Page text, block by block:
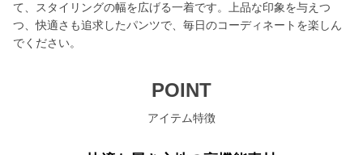
て、スタイリングの幅を広げる一着です。上品な印象を与えつ
つ、快適さも追求したパンツで、毎日のコーディネートを楽しん
でください。
POINT
アイテム特徴